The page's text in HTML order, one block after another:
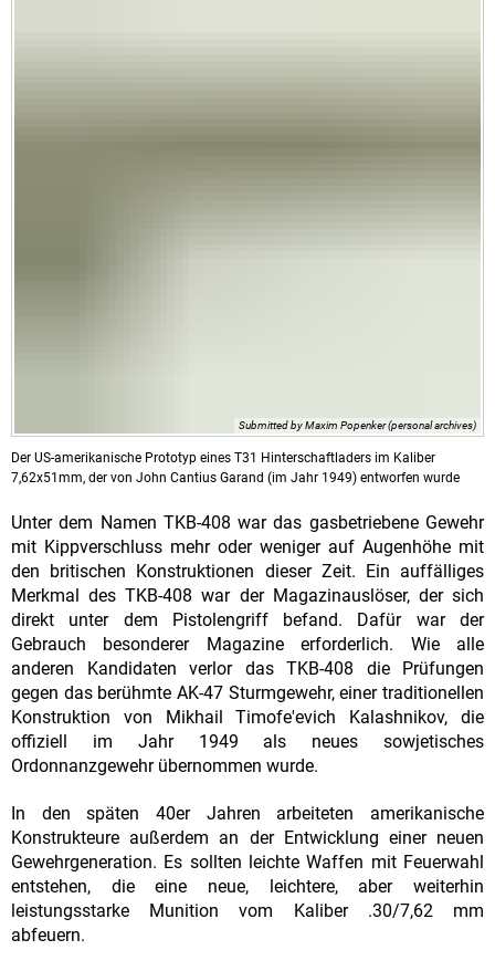
Submitted by Maxim Popenker (personal archives)
Der US-amerikanische Prototyp eines T31 Hinterschaftladers im Kaliber
7,62x51mm, der von John Cantius Garand (im Jahr 1949) entworfen wurde
Unter dem Namen TKB-408 war das gasbetriebene Gewehr
mit Kippverschluss mehr oder weniger auf Augenhöhe mit
den britischen Konstruktionen dieser Zeit. Ein auffälliges
Merkmal des TKB-408 war der Magazinauslöser, der sich
direkt unter dem Pistolengriff befand. Dafür war der
Gebrauch besonderer Magazine erforderlich. Wie alle
anderen Kandidaten verlor das TKB-408 die Prüfungen
gegen das berühmte AK-47 Sturmgewehr, einer traditionellen
Konstruktion von Mikhail Timofe'evich Kalashnikov, die
offiziell im Jahr 1949 als neues sowjetisches
Ordonnanzgewehr übernommen wurde.
In den späten 40er Jahren arbeiteten amerikanische
Konstrukteure außerdem an der Entwicklung einer neuen
Gewehrgeneration. Es sollten leichte Waffen mit Feuerwahl
entstehen, die eine neue, leichtere, aber weiterhin
leistungsstarke Munition vom Kaliber .30/7,62 mm
abfeuern.